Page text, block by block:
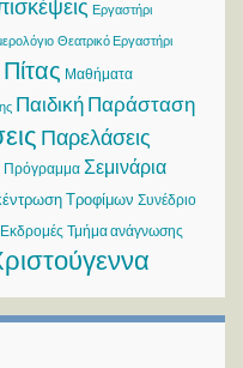
Εργαστήρι
Θεατρικό Εργαστήρι
Μαθήματα
Παιδική Παράσταση
Παρελάσεις
Πρόγραμμα Σεμινάρια
Τροφίμων Συνέδριο
Εκδρομές Τμήμα ανάγνωσης